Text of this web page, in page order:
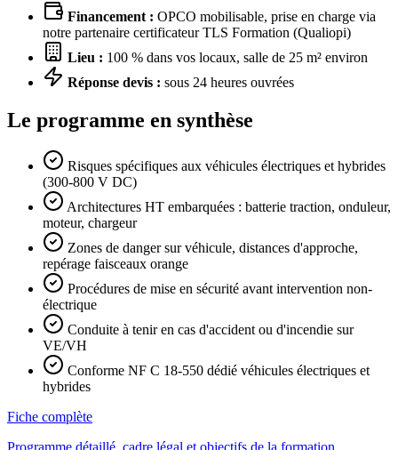
Financement : OPCO mobilisable, prise en charge via
notre partenaire certificateur TLS Formation (Qualiopi)
Lieu : 100 % dans vos locaux, salle de 25 m² environ
Réponse devis : sous 24 heures ouvrées
Le programme en synthèse
Risques spécifiques aux véhicules électriques et hybrides
(300-800 V DC)
Architectures HT embarquées : batterie traction, onduleur,
moteur, chargeur
Zones de danger sur véhicule, distances d'approche,
repérage faisceaux orange
Procédures de mise en sécurité avant intervention non-
électrique
Conduite à tenir en cas d'accident ou d'incendie sur
VE/VH
Conforme NF C 18-550 dédié véhicules électriques et
hybrides
Fiche complète